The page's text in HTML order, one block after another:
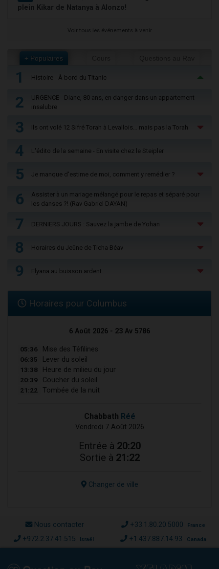
plein Kikar de Natanya à Alonzo!
Voir tous les événements à venir
+ Populaires
1 Histoire - À bord du Titanic
2
URGENCE - Diane, 80 ans, en danger dans un appartement
insalubre
3 Ils ont volé 12 Sifré Torah à Levallois… mais pas la Torah
4 L'édito de la semaine - En visite chez le Steipler
5 Je manque d'estime de moi, comment y remédier ?
6
Assister à un mariage mélangé pour le repas et séparé pour
les danses ?! (Rav Gabriel DAYAN)
7 DERNIERS JOURS : Sauvez la jambe de Yohan
8 Horaires du Jeûne de Ticha Béav
9 Elyana au buisson ardent
Horaires pour Columbus
6 Août 2026 - 23 Av 5786
05:36 Mise des Téfilines
06:35 Lever du soleil
13:38 Heure de milieu du jour
20:39 Coucher du soleil
21:22 Tombée de la nuit
Chabbath Réé
Vendredi 7 Août 2026
Entrée à 20:20
Sortie à 21:22
Changer de ville
Nous contacter +33.1.80.20.5000 France
+972.2.37.41.515 Israël +1.437.887.14.93 Canada